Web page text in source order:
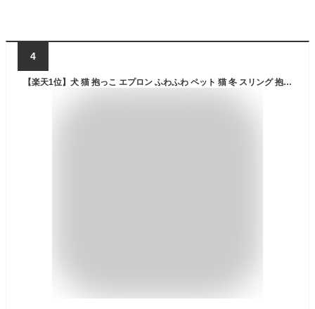
4
【楽天1位】犬 猫 抱っこ エプロン ふわふわ ペット 猫 冬 スリング 抱っこ用 エプロン 小/中型犬猫 抱っこキャリー 前掛け 猫寝袋 ペット寝袋 ペットスリング エプロン ペットバッグ 毛粘着防止 室内用 カンガルー式ポケット プレゼント ギフト 佐川急便送料無料！[ra72226]